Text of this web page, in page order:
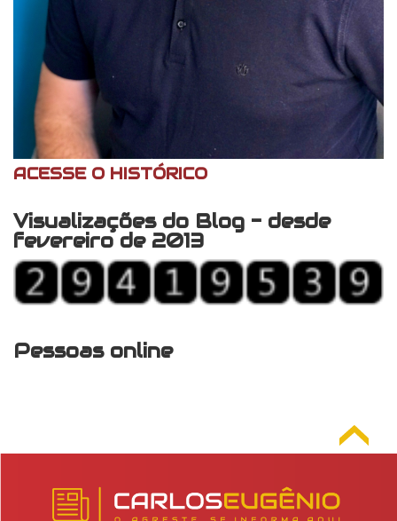
ACESSE O HISTÓRICO
Visualizações do Blog - desde
fevereiro de 2013
Pessoas online